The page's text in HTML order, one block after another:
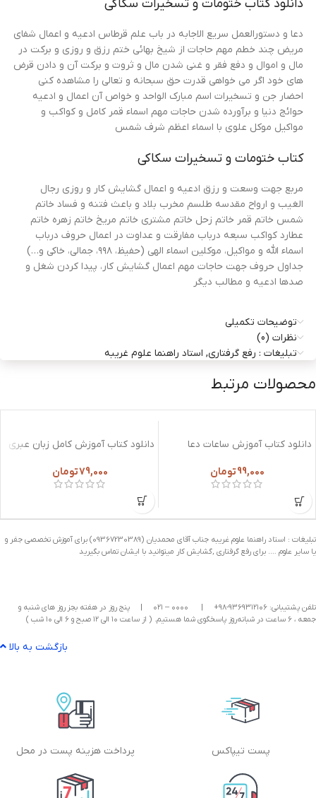
دانلود کتاب ختومات و تسخیرات سکاکی
دعا و دستورالعمل سریع الاجابه در باب علم قرطاس ادعیه و اعمال شفای
مریض چند خطم مهم حاجات از شیخ بهائی ختم رزق و روزی و برکت در
مال و اموال و دفع فقر و غنی شدن مال و ثروت و برکت آن و دادن قرض
های خود اگر می خواهی قدرت حق سبحانه و تعالی را مشاهده کنی
احضار جن و تسخیرات اسم مبارک الواحد و خواص آن اعمال و ادعیه
حوائج دنیا و برآورده شدن حاجات مهم اسماء قمر کامل و کواکب و
مواکیل موکل علوی با اسماء اعظم شرف شمس
کتاب ختومات و تسخیرات سکاکی
مربع جهت وسعت و رزق ادعیه و اعمال گشایش کار و روزی رجال
الغیب و ارواح مقدسه طلسم مخرب بلاد و باعث فتنه و فساد خاتم
شمس خاتم قمر خاتم زحل خاتم مشتری خاتم مریخ خاتم زهره خاتم
عطارد کواکب سبعه درباب مفارقت و عداوت در اعمال حروف درباب
اسماء الله و مواکیل، موکلین اسماء الهی (حفیظ، ۹۹۸، جمالی، خاکی و…)
جداول حروف جهت حاجات مهم اعمال گشایش کار، پیدا کردن شغل و
صدها ادعیه و مطالب دیگر
توضیحات تکمیلی
نظرات (0)
تبلیغات : رفع گرفتاری, استاد راهنما علوم غریبه
محصولات مرتبط
دانلود کتاب آموزش ساعات دعا
99,000تومان
دانلود کتاب آموزش کامل زبان عبری
79,000تومان
تبلیغات : استاد راهنما علوم غریبه جناب آقای محمدیان (09367230389) برای آموزش تخصصی جفر و
یا سایر علوم …. برای رفع گرفتاری ,گشایش کار میتوانید با ایشان تماس بگیرید
تلفن پشتیبانی: ۹۳۶۹۳۱۲۱۰۶-۹۸+
پنج روز در هفته بجز روز های شنبه و
جمعه ، ۶ ساعت در شبانه‌روز پاسخگوی شما هستیم. ( از ساعت ۱۰ الی ۱۲ صبح و ۶ الی ۱۰ شب )
بازگشت به بالا
پست تیپاکس پرداخت هزینه پست در محل